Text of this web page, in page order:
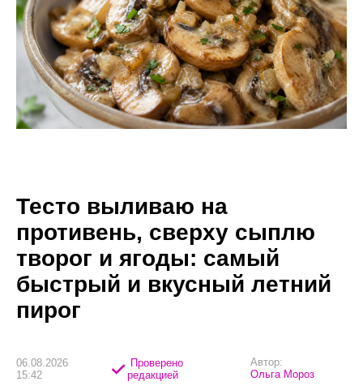
Тесто выливаю на
противень, сверху сыплю
творог и ягоды: самый
быстрый и вкусный летний
пирог
06.08.2026
15:42
Проверено
редакцией
Автор:
Ольга Мороз